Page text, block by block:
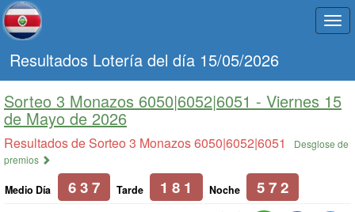
Resultados Lotería del día 15/05/2026
Sorteo 3 Monazos 6050|6052|6051 - Viernes 15
de Mayo de 2026
Resultados de Sorteo 3 Monazos 6050|6052|6051
Desglose de
premios
Medio Día 6 3 7 Tarde 1 8 1 Noche 5 7 2